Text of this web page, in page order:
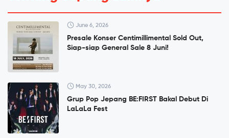
June 6, 2026
Presale Konser Centimillimental Sold Out,
Siap-siap General Sale 8 Juni!
May 30, 2026
Grup Pop Jepang BE:FIRST Bakal Debut Di
LaLaLa Fest